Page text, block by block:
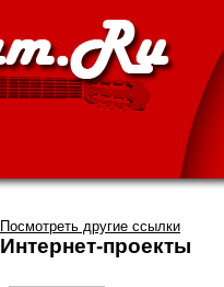
Посмотреть другие ссылки
Интернет-проекты